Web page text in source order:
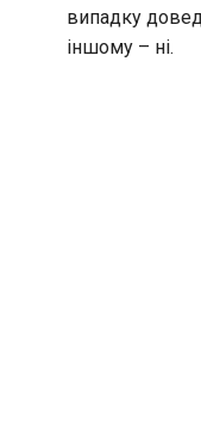
випадку
іншому – ні.